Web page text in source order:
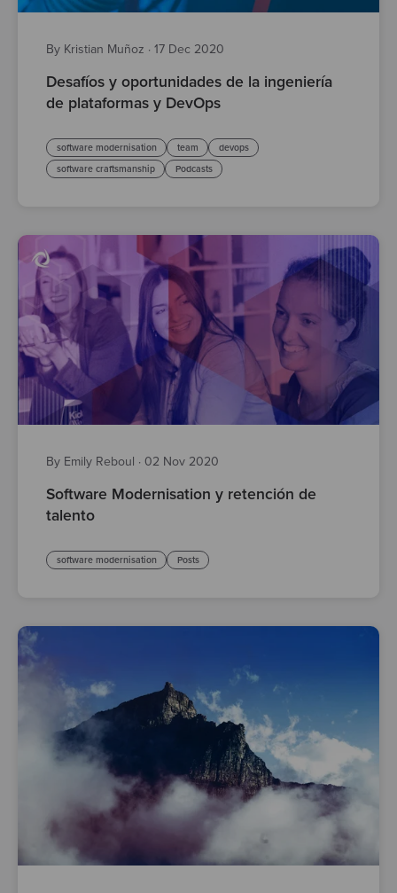
By Kristian Muñoz · 17 Dec 2020
Desafíos y oportunidades de la ingeniería
de plataformas y DevOps
software modernisation team
devops
software craftsmanship
Podcasts
By Emily Reboul · 02 Nov 2020
Software Modernisation y retención de
talento
software modernisation Posts